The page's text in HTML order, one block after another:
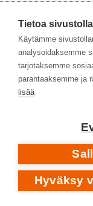
Pharoah Sanders
1964–1974
Flean paluu
Carpenters –
huipulla
Tietoa
Käytämme
analysoidaksemme
tarjotaksemme
parantaaksemme ja
lisää
Hyväksy